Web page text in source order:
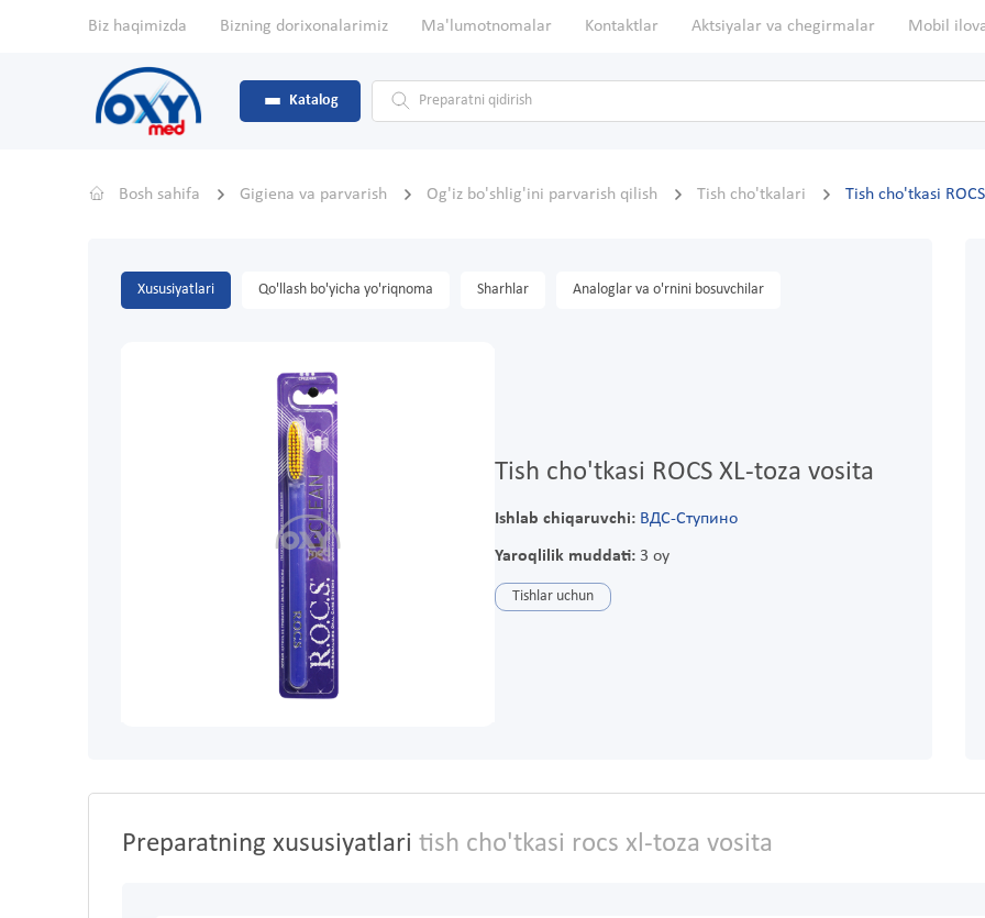
Biz haqimizda Bizning dorixonalarimiz Ma'lumotnomalar Kontaktlar Aktsiyalar va chegirmalar Mobil
Katalog
Bosh sahifa Gigiena va parvarish Og'iz bo'shlig'ini parvarish qilish Tish cho'tkalari Tish cho'tkasi
Xususiyatlari Qo'llash bo'yicha yo'riqnoma Sharhlar Analoglar va o'rnini bosuvchilar
Tish cho'tkasi ROCS XL-toza vosita
Ishlab chiqaruvchi: ВДС-Ступино
Yaroqlilik muddati:3 oy
Tishlar uchun
Preparatning xususiyatlari tish cho'tkasi rocs xl-toza vosita